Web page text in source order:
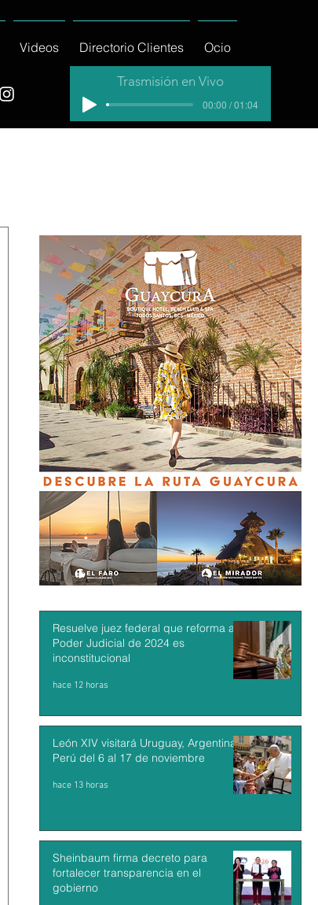
Videos Directorio Clientes Ocio
Trasmisión en Vivo
00:00 / 01:04
Resuelve juez federal que reforma al
Poder Judicial de 2024 es
inconstitucional
hace 12 horas
León XIV visitará Uruguay, Argentina y
Perú del 6 al 17 de noviembre
hace 13 horas
Sheinbaum firma decreto para
fortalecer transparencia en el
gobierno